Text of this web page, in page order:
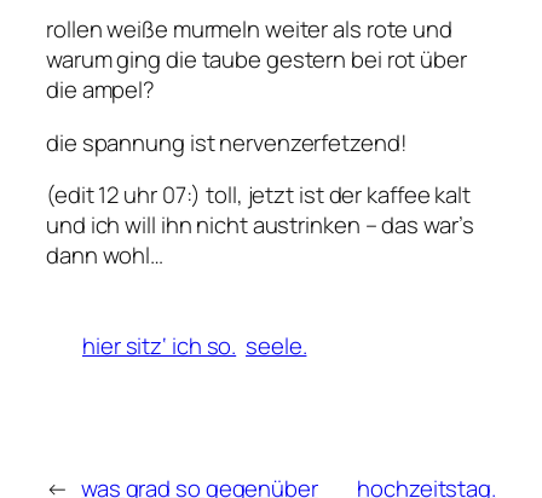
rollen weiße murmeln weiter als rote und
warum ging die taube gestern bei rot über
die ampel?
die spannung ist nervenzerfetzend!
(edit 12 uhr 07:) toll, jetzt ist der kaffee kalt
und ich will ihn nicht austrinken – das war’s
dann wohl…
hier sitz‘ ich so. seele.
← was grad so gegenüber
hochzeitstag.